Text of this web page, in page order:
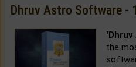
Dhruv Astro Software -
the